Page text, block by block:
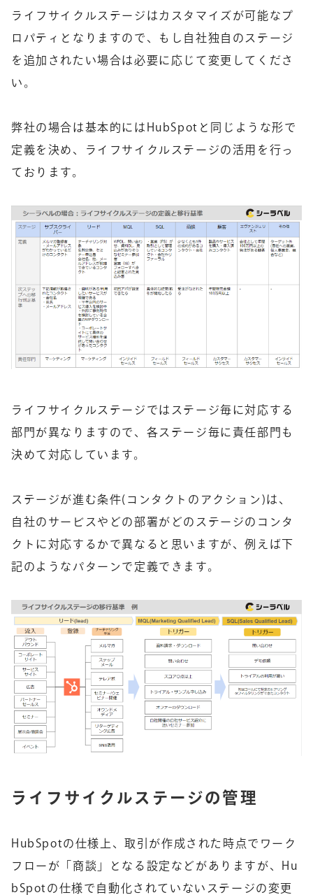
ライフサイクルステージはカスタマイズが可能なプ
ロパティとなりますので、もし自社独自のステージ
を追加されたい場合は必要に応じて変更してくださ
い。
弊社の場合は基本的にはHubSpotと同じような形で
定義を決め、ライフサイクルステージの活用を行っ
ております。
ライフサイクルステージではステージ毎に対応する
部門が異なりますので、各ステージ毎に責任部門も
決めて対応しています。
ステージが進む条件(コンタクトのアクション)は、
自社のサービスやどの部署がどのステージのコンタ
クトに対応するかで異なると思いますが、例えば下
記のようなパターンで定義できます。
ライフサイクルステージの管理
HubSpotの仕様上、取引が作成された時点でワーク
フローが「商談」となる設定などがありますが、Hu
bSpotの仕様で自動化されていないステージの変更